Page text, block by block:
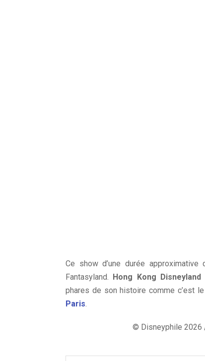
Ce show d’une durée
Fantasyland. Hong Kong Disneyland
phares de son histoire comme c’est
Paris.
© Disneyphile 2026